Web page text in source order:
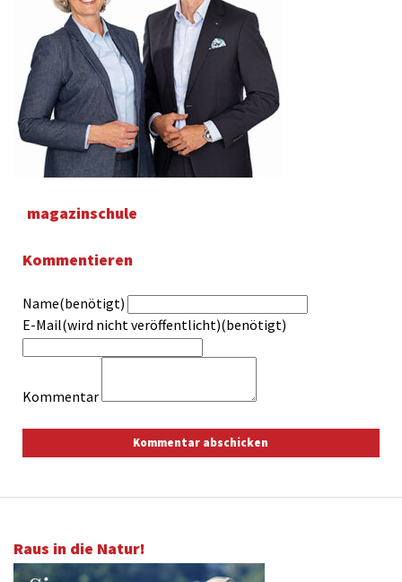
magazinschule
Kommentieren
Name(benötigt)
E-Mail(wird nicht veröffentlicht)(benötigt)
Kommentar
Raus in die Natur!